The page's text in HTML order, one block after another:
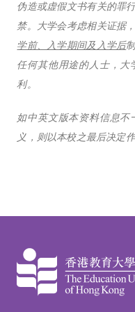
伪造或虚假文书有关的罪
禁。大学会考虑相关证据
学前、入学期间及入学后
任何其他用途的人士，大
利。
如中英文版本资料信息
义，则以本校之最后决定作